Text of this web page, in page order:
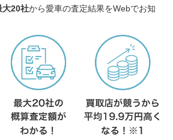
大20社から愛車の査定結果をWebでお知